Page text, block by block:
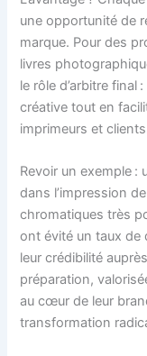
une opportunité de
marque. Pour des
livres
le rôle d’arbitre final
créative tout en
imprimeurs et
Revoir un exemple :
dans l’impression
chromatiques très
ont évité un taux
leur crédibilité
préparation,
au cœur de leur
transformation